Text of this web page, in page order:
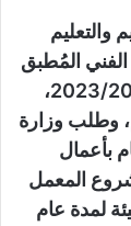
والتعليم
الفني المُطبق
بها منهجية الجدارات للعام المالي الحالي 2023/2024،
وطلب وزارة
بأعمال
المعمل
لمدة عام